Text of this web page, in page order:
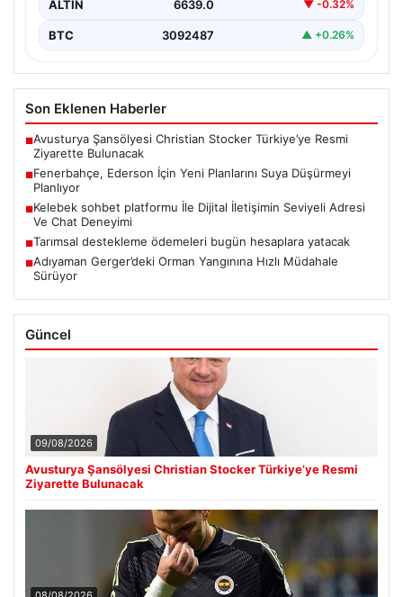
ALTIN 6639.0 ▼ -0.32%
BTC 3092487 ▲ +0.26%
Son Eklenen Haberler
■Avusturya Şansölyesi Christian Stocker Türkiye’ye Resmi
Ziyarette Bulunacak
■Fenerbahçe, Ederson İçin Yeni Planlarını Suya Düşürmeyi
Planlıyor
■Kelebek sohbet platformu İle Dijital İletişimin Seviyeli Adresi
Ve Chat Deneyimi
■Tarımsal destekleme ödemeleri bugün hesaplara yatacak
■Adıyaman Gerger’deki Orman Yangınına Hızlı Müdahale
Sürüyor
Güncel
09/08/2026
Avusturya Şansölyesi Christian Stocker Türkiye’ye Resmi
Ziyarette Bulunacak